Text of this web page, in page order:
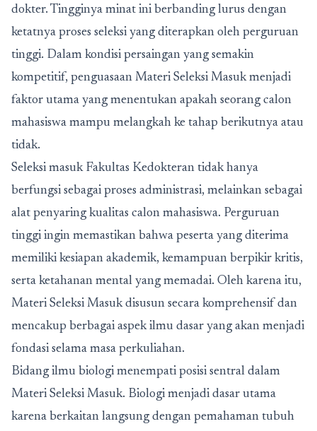
dokter. Tingginya minat ini berbanding lurus dengan
ketatnya proses seleksi yang diterapkan oleh perguruan
tinggi. Dalam kondisi persaingan yang semakin
kompetitif, penguasaan Materi Seleksi Masukmenjadi
faktor utama yang menentukan apakah seorang calon
mahasiswa mampu melangkah ke tahap berikutnya atau
tidak.
Seleksi masuk Fakultas Kedokteran tidak hanya
berfungsi sebagai proses administrasi, melainkan sebagai
alat penyaring kualitas calon mahasiswa. Perguruan
tinggi ingin memastikan bahwa peserta yang diterima
memiliki kesiapan akademik, kemampuan berpikir kritis,
serta ketahanan mental yang memadai. Oleh karena itu,
Materi Seleksi Masuk disusun secara komprehensif dan
mencakup berbagai aspek ilmu dasar yang akan menjadi
fondasi selama masa perkuliahan.
Bidang ilmu biologi menempati posisi sentral dalam
Materi Seleksi Masuk. Biologi menjadi dasar utama
karena berkaitan langsung dengan pemahaman tubuh